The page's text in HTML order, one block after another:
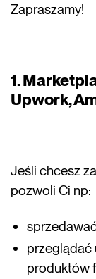
Zapraszamy!
1.
Upwork,
Jeśli chcesz
pozwoli Ci np:
przeglądać
produktów